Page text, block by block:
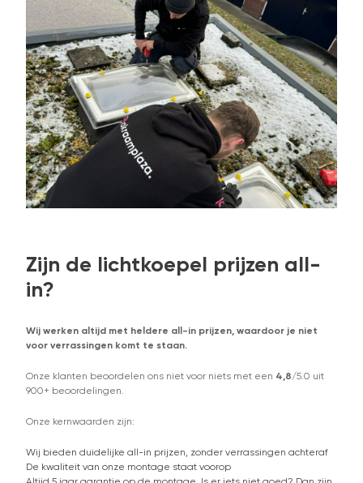
Zijn de lichtkoepel prijzen all-
in?
Wij werken altijd met heldere all-in prijzen, waardoor je niet
voor verrassingen komt te staan.
Onze klanten beoordelen ons niet voor niets met een 4,8/5.0 uit
900+ beoordelingen.
Onze kernwaarden zijn:
Wij bieden duidelijke all-in prijzen, zonder verrassingen achteraf
De kwaliteit van onze montage staat voorop